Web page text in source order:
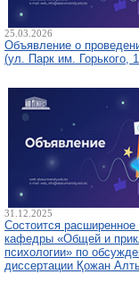
25.03.2026
Объявление о
(ул. Парк им. Горького,
31.12.2025
Состоится расширенное
кафедры «Общей и
психологии» по
диссертации Қожан